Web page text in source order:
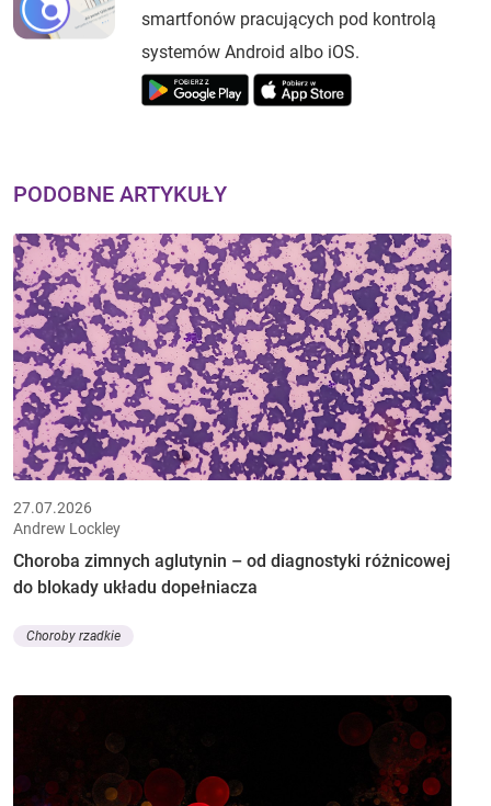
smartfonów pracujących pod kontrolą
systemów Android albo iOS.
PODOBNE ARTYKUŁY
27.07.2026
Andrew Lockley
Choroba zimnych aglutynin – od diagnostyki różnicowej
do blokady układu dopełniacza
Choroby rzadkie